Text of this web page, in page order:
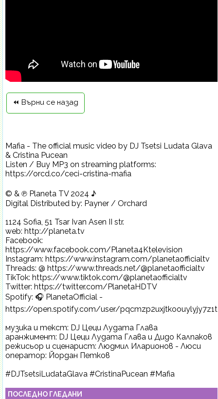
⏪ Върни се назад
Mafia - The official music video by DJ Tsetsi Ludata Glava
& Cristina Pucean
Listen / Buy MP3 on streaming platforms:
https://orcd.co/ceci-cristina-mafia
© & ℗ Planeta TV 2024 ♪
Digital Distributed by: Payner / Orchard
1124 Sofia, 51 Tsar Ivan Asen II str.
web: http://planeta.tv
Facebook:
https://www.facebook.com/Planeta4Ktelevision
Instagram: https://www.instagram.com/planetaofficialtv
Threads: @ https://www.threads.net/@planetaofficialtv
TikTok: https://www.tiktok.com/@planetaofficialtv
Twitter: https://twitter.com/PlanetaHDTV
Spotify: 🎧 PlanetaOfficial -
https://open.spotify.com/user/
музика и текст: DJ Цеци Лудата Глава
аранжимент: DJ Цеци Лудата Глава и Дидо Калпаков
режисьор и сценарист: Людмил Иларионов - Люси
оператор: Йордан Петков
#DJTsetsiLudataGlava #CristinaPucean #Mafia
ПОСЛЕДНО ГЛЕДАНИ